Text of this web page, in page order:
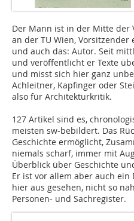
Der Mann ist in der Mitte der
an der TU Wien,
und auch das: Autor. Seit
und veröffentlicht er Texte
und misst sich hier ganz
Achleitner, Kapfinger oder
also für Architekturkritik.
127 Artikel sind es,
meisten sw-bebildert. Das
Geschichte ermöglicht,
niemals scharf, immer mit
Überblick über Geschichte
Er ist vor allem aber auch ein
hier aus gesehen, nicht so
Personen- und Sachregister.